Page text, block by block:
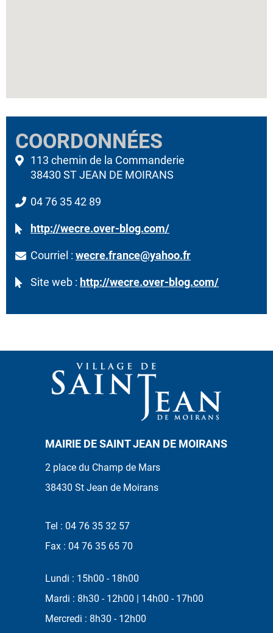
COORDONNÉES
113 chemin de la Commanderie
38430 ST JEAN DE MOIRANS
04 76 35 42 89
http://wecre.over-blog.com/
Courriel : wecre.france@yahoo.fr
Site web : http://wecre.over-blog.com/
MAIRIE DE SAINT JEAN DE MOIRANS
2 place du Champ de Mars
38430 St Jean de Moirans
Tel : 04 76 35 32 57
Fax : 04 76 35 65 70
Lundi : 15h00 - 18h00
Mardi : 8h30 - 12h00 | 14h00 - 17h00
Mercredi : 8h30 - 12h00